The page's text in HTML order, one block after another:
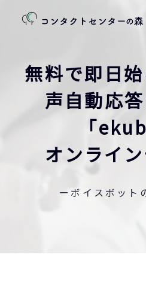
無料で即日
声自動応
「
オンライ
ーボイスボット